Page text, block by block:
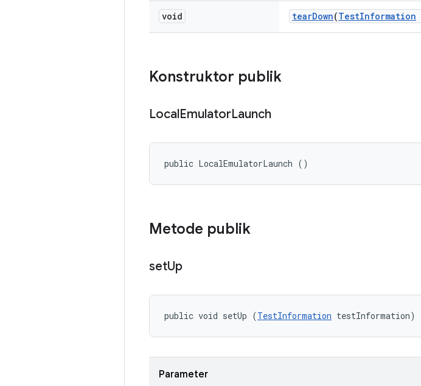
void tearDown(TestInformation
Konstruktor publik
LocalEmulatorLaunch
public LocalEmulatorLaunch ()
Metode publik
setUp
public void setUp (TestInformation testInformation)
Parameter